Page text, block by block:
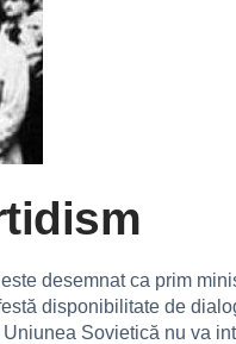
desemnat ca prim
disponibilitate de
Sovietică nu va